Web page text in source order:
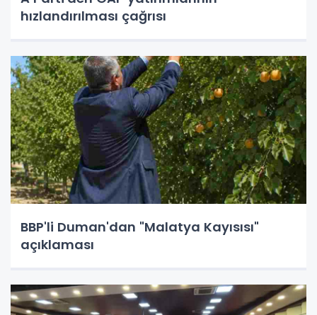
hızlandırılması çağrısı
BBP'li Duman'dan "Malatya Kayısısı"
açıklaması